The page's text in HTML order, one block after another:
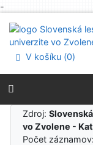
-
Prejsť na menu
Prehlásenie o
V košíku (0)
Zdroj:
vo Zvolene -
Počet